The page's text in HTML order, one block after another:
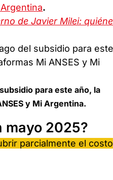
.
de Javier Milei:
para este año, la
y Mi Argentina.
mayo 2025?
parcialmente el costo